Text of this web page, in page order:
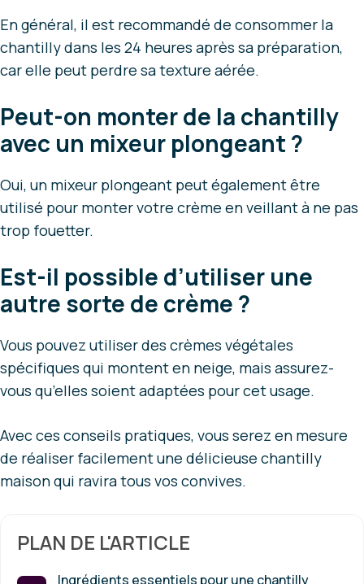
En général, il est recommandé de consommer la
chantilly dans les 24 heures après sa préparation,
car elle peut perdre sa texture aérée.
Peut-on monter de la chantilly
avec un mixeur plongeant ?
Oui, un mixeur plongeant peut également être
utilisé pour monter votre crème en veillant à ne pas
trop fouetter.
Est-il possible d’utiliser une
autre sorte de crème ?
Vous pouvez utiliser des crèmes végétales
spécifiques qui montent en neige, mais assurez-
vous qu’elles soient adaptées pour cet usage.
Avec ces conseils pratiques, vous serez en mesure
de réaliser facilement une délicieuse chantilly
maison qui ravira tous vos convives.
PLAN DE L'ARTICLE
Ingrédients essentiels pour une chantilly